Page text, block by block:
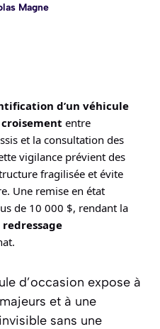
Magne
d’un véhicule
entre
et la consultation des
vigilance prévient des
fragilisée et évite
Une remise en état
de 10 000 $, rendant la
d’occasion expose à
et à une
sans une